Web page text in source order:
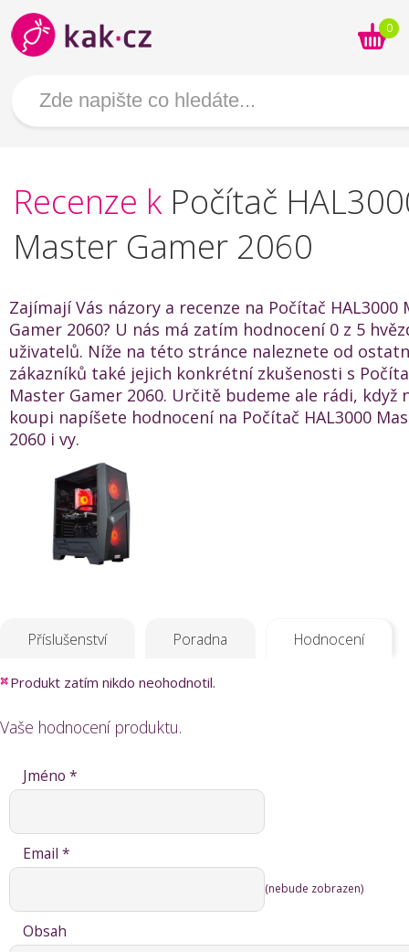
0
Recenze k Počítač
Master Gamer 2060
Zajímají Vás názory a recenze na Počítač HAL3000
Gamer 2060? U nás má zatím hodnocení 0 z 5
uživatelů. Níže na této stránce naleznete od
zákazníků také jejich konkrétní zkušenosti s
Master Gamer 2060. Určitě budeme ale rádi, když
koupi napíšete hodnocení na Počítač HAL3000
2060 i vy.
Příslušenství Poradna Hodnocení
Produkt zatím nikdo neohodnotil.
Vaše hodnocení produktu.
Jméno *
Email *
(nebude zobrazen)
Obsah